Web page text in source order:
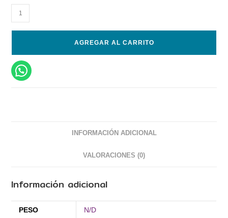
AGREGAR AL CARRITO
INFORMACIÓN ADICIONAL
VALORACIONES (0)
Información adicional
PESO N/D